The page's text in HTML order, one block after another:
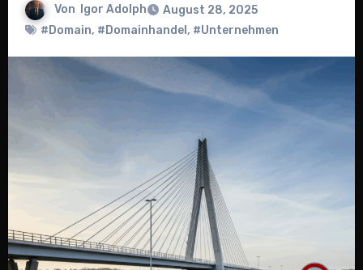
Von Igor Adolph
August 28, 2025
#Domain, #Domainhandel , #Unternehmen